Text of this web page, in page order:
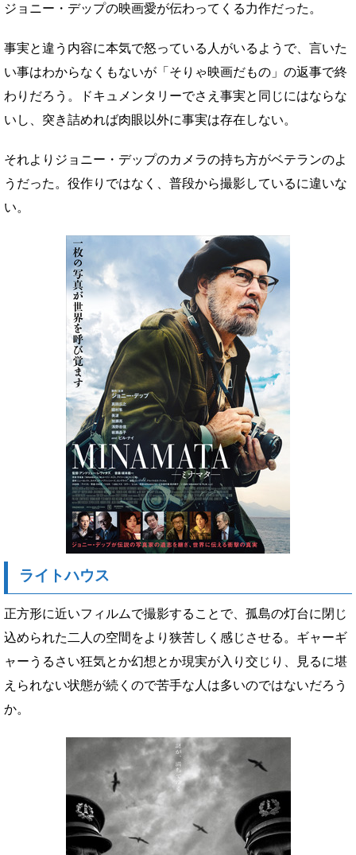
ジョニー・デップの映画愛が伝わってくる力作だった。
事実と違う内容に本気で怒っている人がいるようで、言いた
い事はわからなくもないが「そりゃ映画だもの」の返事で終
わりだろう。ドキュメンタリーでさえ事実と同じにはならな
いし、突き詰めれば肉眼以外に事実は存在しない。
それよりジョニー・デップのカメラの持ち方がベテランのよ
うだった。役作りではなく、普段から撮影しているに違いな
い。
ライトハウス
正方形に近いフィルムで撮影することで、孤島の灯台に閉じ
込められた二人の空間をより狭苦しく感じさせる。ギャーギ
ャーうるさい狂気とか幻想とか現実が入り交じり、見るに堪
えられない状態が続くので苦手な人は多いのではないだろう
か。